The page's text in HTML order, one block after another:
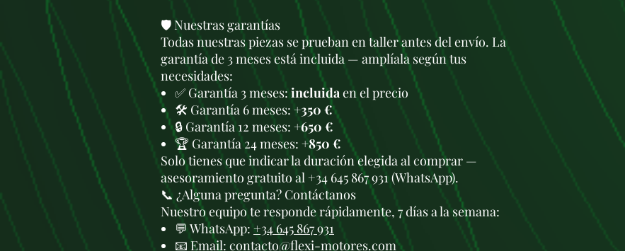
🛡️ Nuestras garantías
Todas nuestras piezas se prueban en taller antes del envío. La
garantía de 3 meses está incluida — amplíala según tus
necesidades:
✅ Garantía 3 meses:incluidaen el precio
🛠️ Garantía 6 meses: +350 €
🔒 Garantía 12 meses: +650 €
🏆 Garantía 24 meses: +850 €
Solo tienes que indicar la duración elegida al comprar —
asesoramiento gratuito al +34 645 867 931 (WhatsApp).
📞 ¿Alguna pregunta? Contáctanos
Nuestro equipo te responde rápidamente, 7 días a la semana:
💬 WhatsApp: +34 645 867 931
📧 Email: contacto@flexi-motores.com